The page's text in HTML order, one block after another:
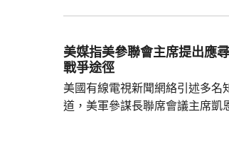
袖後，一直未有公開露面 ，亦
梅內伊的葬禮活動。
美媒指美參聯會主席提出應
戰爭途徑
美國有線電視新聞網絡引述多名
道，美軍參謀長聯席會議主席凱